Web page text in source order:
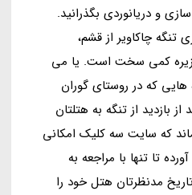
و دریانوردی بگذرانید.
90 کیلومتری تنگه چاکاویر از قشم،
کمی سخت است. یا می
هایی که در روستای گوران
از بازدید از تنگه به هتلتان
که سایت سه کلیک امکانی
تا تنها با مراجعه به
مدنظرتان هتل خود را